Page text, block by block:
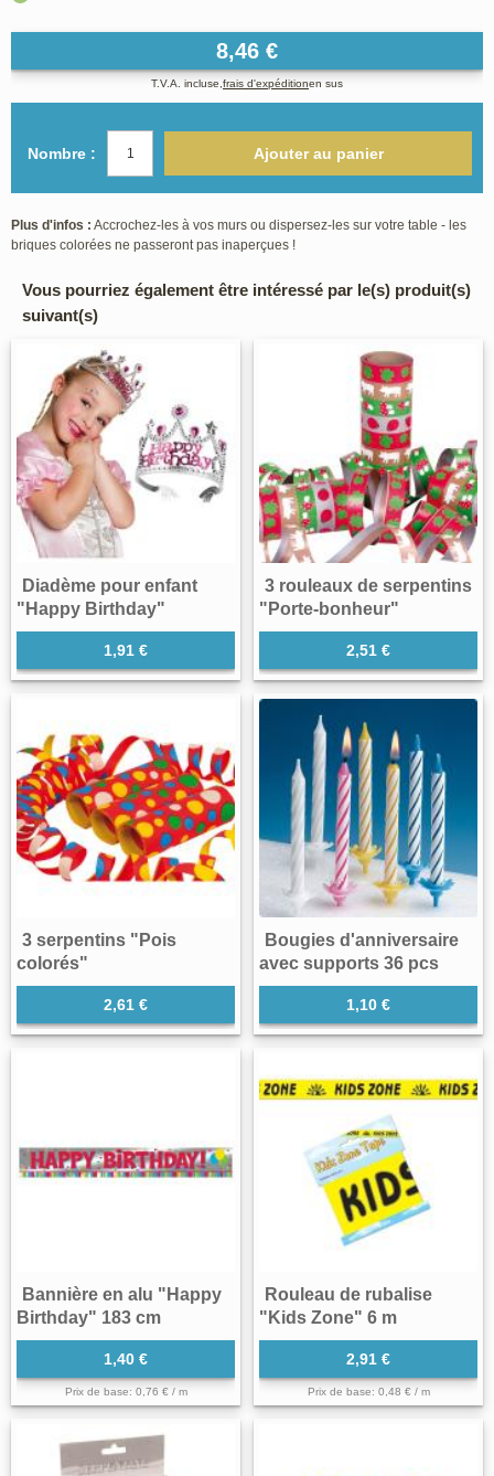
8,46 €
T.V.A. incluse, frais d'expéditionen sus
Nombre : Ajouter au panier
Plus d'infos : Accrochez-les à vos murs ou dispersez-les sur votre table - les
briques colorées ne passeront pas inaperçues !
Vous pourriez également être intéressé par le(s) produit(s)
suivant(s)
Diadème pour enfant
"Happy Birthday"
1,91 €
3 rouleaux de serpentins
"Porte-bonheur"
2,51 €
3 serpentins "Pois
colorés"
2,61 €
Bougies d'anniversaire
avec supports 36 pcs
1,10 €
Bannière en alu "Happy
Birthday" 183 cm
1,40 €
Prix de base: 0,76 € / m
Rouleau de rubalise
"Kids Zone" 6 m
2,91 €
Prix de base: 0,48 € / m